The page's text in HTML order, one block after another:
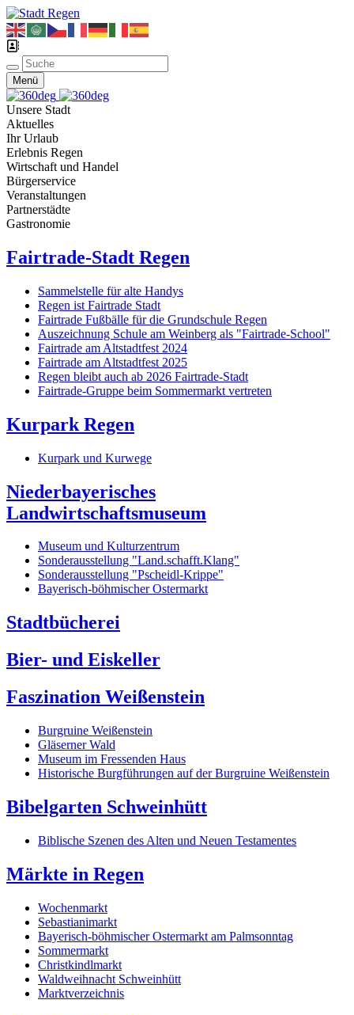
Menü
Unsere Stadt
Aktuelles
Ihr Urlaub
Erlebnis Regen
Wirtschaft und Handel
Bürgerservice
Veranstaltungen
Partnerstädte
Gastronomie
Fairtrade-Stadt Regen
Sammelstelle für alte Handys
Regen ist Fairtrade Stadt
Fairtrade Fußbälle für die Grundschule Regen
Auszeichnung Schule am Weinberg als "Fairtrade-School"
Fairtrade am Altstadtfest 2024
Fairtrade am Altstadtfest 2025
Regen bleibt auch ab 2026 Fairtrade-Stadt
Fairtrade-Gruppe beim Sommermarkt vertreten
Kurpark Regen
Kurpark und Kurwege
Niederbayerisches
Landwirtschaftsmuseum
Museum und Kulturzentrum
Sonderausstellung "Land.schafft.Klang"
Sonderausstellung "Pscheidl-Krippe"
Bayerisch-böhmischer Ostermarkt
Stadtbücherei
Bier- und Eiskeller
Faszination Weißenstein
Burgruine Weißenstein
Gläserner Wald
Museum im Fressenden Haus
Historische Burgführungen auf der Burgruine Weißenstein
Bibelgarten Schweinhütt
Biblische Szenen des Alten und Neuen Testamentes
Märkte in Regen
Wochenmarkt
Sebastianimarkt
Bayerisch-böhmischer Ostermarkt am Palmsonntag
Sommermarkt
Christkindlmarkt
Waldweihnacht Schweinhütt
Marktverzeichnis